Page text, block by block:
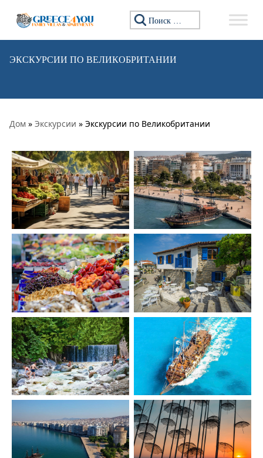
Искать:
ЭКСКУРСИИ ПО ВЕЛИКОБРИТАНИИ
Дом » Экскурсии » Экскурсии по Великобритании